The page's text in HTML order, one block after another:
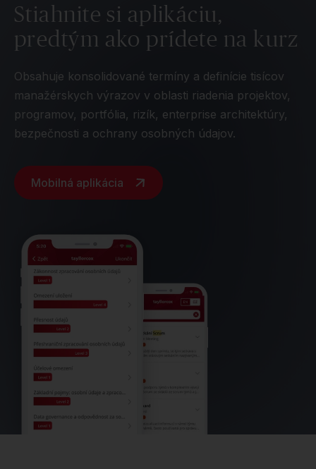
Stiahnite si aplikáciu,
predtým ako prídete na kurz
Obsahuje konsolidované termíny a definície tisícov
manažérskych výrazov v oblasti riadenia projektov,
programov, portfólia, rizík, enterprise architektúry,
bezpečnosti a ochrany osobných údajov.
Mobilná aplikácia